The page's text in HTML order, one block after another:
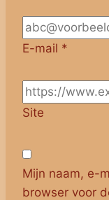
E-mail *
Site
Mijn naam, e-
browser voor